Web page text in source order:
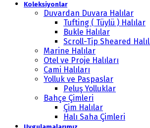
Koleksiyonlar
Duvardan Duvara Halılar
Tufting ( Tüylü ) Halılar
Bukle Halılar
Scroll-Tip Sheared
Marine Halılar
Otel ve Proje Halıları
Cami Halıları
Yolluk ve Paspaslar
Peluş Yolluklar
Bahçe Çimleri
Çim Halılar
Halı Saha Çimleri